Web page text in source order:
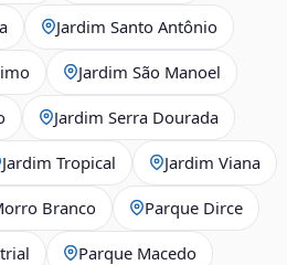
Jardim Santo Antônio
Jardim São Manoel
Jardim Serra Dourada
Jardim Tropical Jardim Viana
Branco Parque Dirce
Parque Macedo